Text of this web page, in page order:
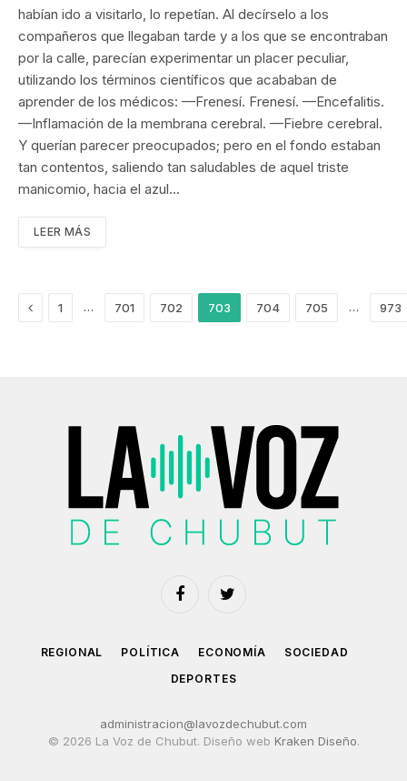
habían ido a visitarlo, lo repetían. Al decírselo a los
compañeros que llegaban tarde y a los que se encontraban
por la calle, parecían experimentar un placer peculiar,
utilizando los términos científicos que acababan de
aprender de los médicos: —Frenesí. Frenesí. —Encefalitis.
—Inflamación de la membrana cerebral. —Fiebre cerebral.
Y querían parecer preocupados; pero en el fondo estaban
tan contentos, saliendo tan saludables de aquel triste
manicomio, hacia el azul…
LEER MÁS
Anterior
1 … 701 702 703 704 705 … 973
FacebookTwitter
REGIONAL POLÍTICA ECONOMÍA
SOCIEDAD
DEPORTES
administracion@lavozdechubut.com
© 2026 La Voz de Chubut. Diseño web Kraken Diseño.